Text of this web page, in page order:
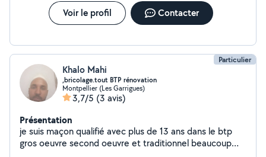
Voir le profil Contacter
Particulier
Khalo Mahi
,bricolage.tout BTP rénovation
Montpellier (Les Garrigues)
3,7/5 (3 avis)
Présentation
je suis maçon qualifié avec plus de 13 ans dans le btp
gros oeuvre second oeuvre et traditionnel beaucoup